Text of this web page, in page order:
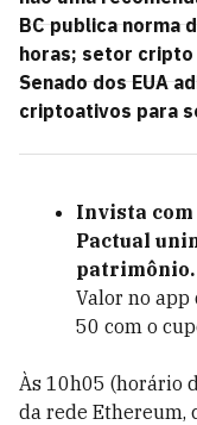
BC publica norma
horas; setor cripto
Senado dos EUA
criptoativos para
Invista com
Pactual
patrimônio.
Valor no app
50 com o
Às 10h05 (horário
da rede Ethereum,